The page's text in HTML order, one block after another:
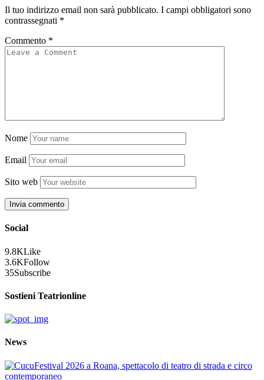
Il tuo indirizzo email non sarà pubblicato. I campi obbligatori sono
contrassegnati *
Commento *
Nome
Email
Sito web
Social
9.8KLike
3.6KFollow
35Subscribe
Sostieni Teatrionline
News